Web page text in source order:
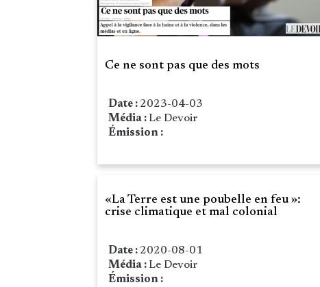
Ce ne sont pas que des mots
Date : 2023-04-03
Média : Le Devoir
Émission :
«La Terre est une poubelle en feu »:
crise climatique et mal colonial
Date : 2020-08-01
Média : Le Devoir
Émission :